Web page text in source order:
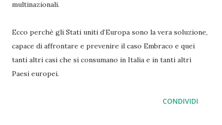
multinazionali.
Ecco perchè gli Stati uniti d’Europa sono la vera soluzione,
capace di affrontare e prevenire il caso Embraco e quei
tanti altri casi che si consumano in Italia e in tanti altri
Paesi europei.
CONDIVIDI